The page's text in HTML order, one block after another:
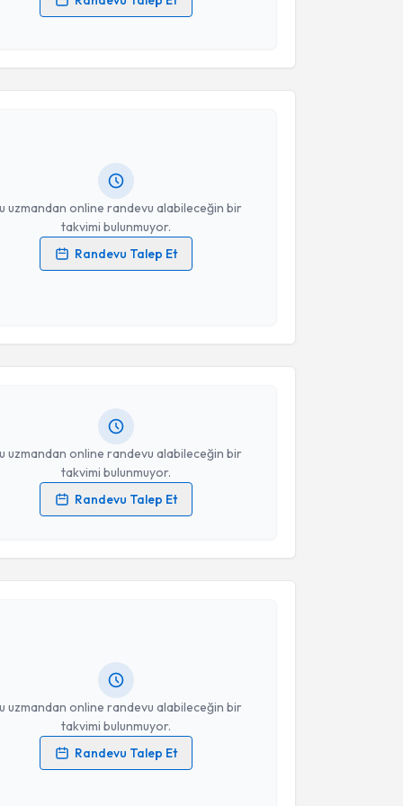
verilerimin işlenmesine ilişkinAydınlatma Metni
uzmandan online randevu alabileceğin bir
takvimi bulunmuyor.
Randevu Talep Et
Talebi
Çakır
verilerimin işlenmesine ilişkinAydınlatma Metni
Takvim Talebini Gönder
uzmandan online randevu alabileceğin bir
takvimi bulunmuyor.
Randevu Talep Et
verilerimin işlenmesine ilişkinAydınlatma Metni
uzmandan online randevu alabileceğin bir
takvimi bulunmuyor.
Randevu Talep Et
verilerimin işlenmesine ilişkinAydınlatma Metni